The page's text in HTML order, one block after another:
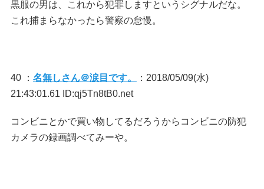
黒服の男は、これから犯罪しますというシグナルだな。
これ捕まらなかったら警察の怠慢。
40 ： 名無しさん＠涙目です。
：2018/05/09(水)
21:43:01.61 ID:qj5Tn8tB0.net
コンビニとかで買い物してるだろうからコンビニの防犯
カメラの録画調べてみーや。